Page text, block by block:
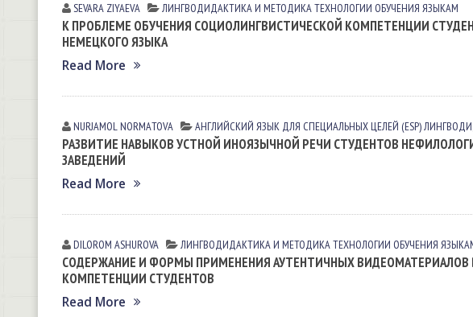
SEVARA ZIYAEVА ЛИНГВОДИДАКТИКА И МЕТОДИКАТЕХНОЛОГИИ ОБУЧЕНИЯ ЯЗЫКАМ
К ПРОБЛЕМЕ ОБУЧЕНИЯ СОЦИОЛИНГВИСТИЧЕСКОЙ КОМПЕТЕНЦИИ
НЕМЕЦКОГО ЯЗЫКА
Read More
NURJAMOL NORMАTOVА АНГЛИЙСКИЙ ЯЗЫК ДЛЯ СПЕЦИАЛЬНЫХ ЦЕЛЕЙ (ESP)
РАЗВИТИЕ НАВЫКОВ УСТНОЙ ИНОЯЗЫЧНОЙ РЕЧИ СТУДЕНТОВ
ЗАВЕДЕНИЙ
Read More
DILOROM ASHUROVA ЛИНГВОДИДАКТИКА И МЕТОДИКАТЕХНОЛОГИИ ОБУЧЕНИЯ
СОДЕРЖАНИЕ И ФОРМЫ ПРИМЕНЕНИЯ АУТЕНТИЧНЫХ ВИДЕОМАТЕРИАЛОВ
КОМПЕТЕНЦИИ СТУДЕНТОВ
Read More